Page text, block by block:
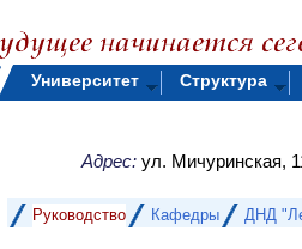
Университет Структура
Адрес: ул. Мичуринская,
Руководство Кафедры ДНД